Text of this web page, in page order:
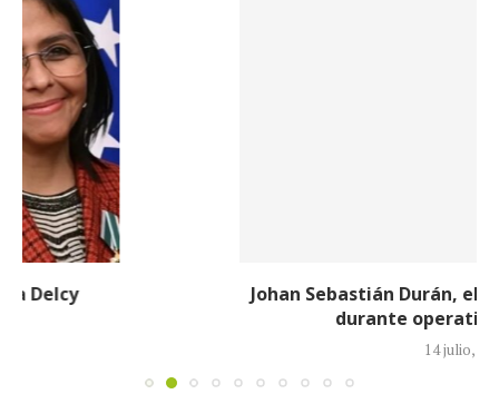
Johan Sebastián Durán, el colombiano que murió
durante operativo de ICE en...